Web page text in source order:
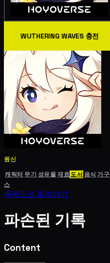
WUTHERING WAVES 충전
원신
캐릭터 무기 성유물재료도서 음식 가구
스
목록으로 돌아가기
파손된 기록
Content